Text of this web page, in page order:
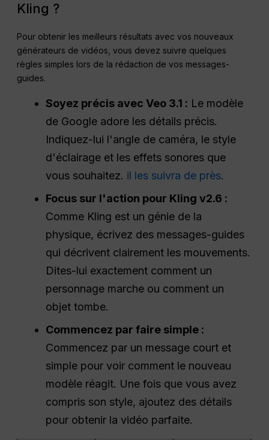
Kling ?
Pour obtenir les meilleurs résultats avec vos nouveaux
générateurs de vidéos, vous devez suivre quelques
règles simples lors de la rédaction de vos messages-
guides.
Soyez précis avec Veo 3.1 : Le modèle
de Google adore les détails précis.
Indiquez-lui l'angle de caméra, le style
d'éclairage et les effets sonores que
vous souhaitez. il les suivra de près.
Focus sur l'action pour Kling v2.6 :
Comme Kling est un génie de la
physique, écrivez des messages-guides
qui décrivent clairement les mouvements.
Dites-lui exactement comment un
personnage marche ou comment un
objet tombe.
Commencez par faire simple :
Commencez par un message court et
simple pour voir comment le nouveau
modèle réagit. Une fois que vous avez
compris son style, ajoutez des détails
pour obtenir la vidéo parfaite.